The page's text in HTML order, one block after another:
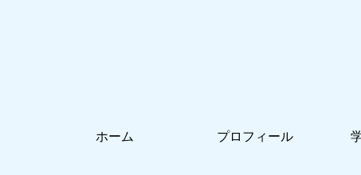
ホーム プロフィール